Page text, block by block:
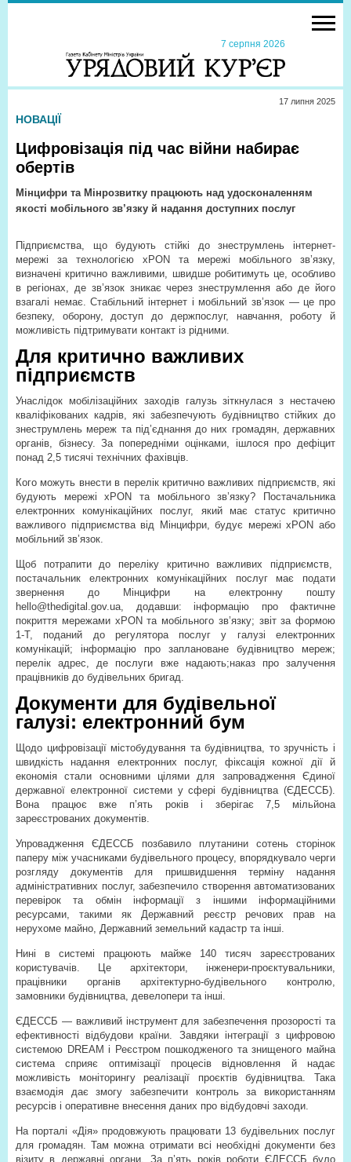
7 серпня 2026
17 липня 2025
НОВАЦІЇ
Цифровізація під час війни набирає
обертів
Мінцифри та Мінрозвитку працюють над удосконаленням
якості мобільного зв’язку й надання доступних послуг
Підприємства, що будують стійкі до знеструмлень інтернет-
мережі за технологією xPON та мережі мобільного зв’язку,
визначені критично важливими, швидше робитимуть це, особливо
в регіонах, де зв’язок зникає через знеструмлення або де його
взагалі немає. Стабільний інтернет і мобільний зв’язок — це про
безпеку, оборону, доступ до держпослуг, навчання, роботу й
можливість підтримувати контакт із рідними.
Для критично важливих
підприємств
Унаслідок мобілізаційних заходів галузь зіткнулася з нестачею
кваліфікованих кадрів, які забезпечують будівництво стійких до
знеструмлень мереж та під’єднання до них громадян, державних
органів, бізнесу. За попередніми оцінками, ішлося про дефіцит
понад 2,5 тисячі технічних фахівців.
Кого можуть внести в перелік критично важливих підприємств, які
будують мережі xPON та мобільного зв’язку? Постачальника
електронних комунікаційних послуг, який має статус критично
важливого підприємства від Мінцифри, будує мережі xPON або
мобільний зв’язок.
Щоб потрапити до переліку критично важливих підприємств,
постачальник електронних комунікаційних послуг має подати
звернення до Мінцифри на електронну пошту
hello@thedigital.gov.ua, додавши: інформацію про фактичне
покриття мережами xPON та мобільного зв’язку; звіт за формою
1-Т, поданий до регулятора послуг у галузі електронних
комунікацій; інформацію про заплановане будівництво мереж;
перелік адрес, де послуги вже надають;наказ про залучення
працівників до будівельних бригад.
Документи для будівельної
галузі: електронний бум
Щодо цифровізації містобудування та будівництва, то зручність і
швидкість надання електронних послуг, фіксація кожної дії й
економія стали основними цілями для запровадження Єдиної
державної електронної системи у сфері будівництва (ЄДЕССБ).
Вона працює вже п’ять років і зберігає 7,5 мільйона
зареєстрованих документів.
Упровадження ЄДЕССБ позбавило плутанини сотень сторінок
паперу між учасниками будівельного процесу, впорядкувало черги
розгляду документів для пришвидшення терміну надання
адміністративних послуг, забезпечило створення автоматизованих
перевірок та обмін інформації з іншими інформаційними
ресурсами, такими як Державний реєстр речових прав на
нерухоме майно, Державний земельний кадастр та інші.
Нині в системі працюють майже 140 тисяч зареєстрованих
користувачів. Це архітектори, інженери-проєктувальники,
працівники органів архітектурно-будівельного контролю,
замовники будівництва, девелопери та інші.
ЄДЕССБ — важливий інструмент для забезпечення прозорості та
ефективності відбудови країни. Завдяки інтеграції з цифровою
системою DREAM і Реєстром пошкодженого та знищеного майна
система сприяє оптимізації процесів відновлення й надає
можливість моніторингу реалізації проєктів будівництва. Така
взаємодія дає змогу забезпечити контроль за використанням
ресурсів і оперативне внесення даних про відбудовчі заходи.
На порталі «Дія» продовжують працювати 13 будівельних послуг
для громадян. Там можна отримати всі необхідні документи без
візиту в державні органи. За п’ять років роботи ЄДЕССБ було